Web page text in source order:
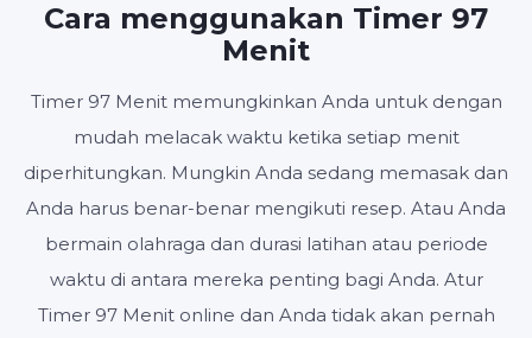
Cara menggunakan Timer 97
Menit
Timer 97 Menit memungkinkan Anda untuk dengan
mudah melacak waktu ketika setiap menit
diperhitungkan. Mungkin Anda sedang memasak dan
Anda harus benar-benar mengikuti resep. Atau Anda
bermain olahraga dan durasi latihan atau periode
waktu di antara mereka penting bagi Anda. Atur
Timer 97 Menit online dan Anda tidak akan pernah
Mulai Setel ulang Pengaturan